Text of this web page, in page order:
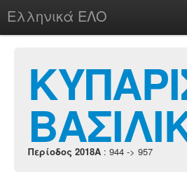
Ελληνικά ΕΛΟ
chesstu.be @ discord
Login
Περίοδος 2018A : 944 -> 957